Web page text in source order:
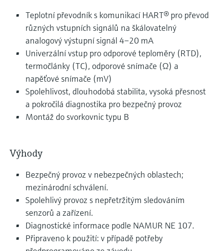
Teplotní převodník s komunikací HART® pro převod
různých vstupních signálů na škálovatelný
analogový výstupní signál 4–20 mA
Univerzální vstup pro odporové teploměry (RTD),
termočlánky (TC), odporové snímače (Ω) a
napěťové snímače (mV)
Spolehlivost, dlouhodobá stabilita, vysoká přesnost
a pokročilá diagnostika pro bezpečný provoz
Montáž do svorkovnic typu B
Výhody
Bezpečný provoz v nebezpečných oblastech;
mezinárodní schválení.
Spolehlivý provoz s nepřetržitým sledováním
senzorů a zařízení.
Diagnostické informace podle NAMUR NE 107.
Připraveno k použití: v případě potřeby